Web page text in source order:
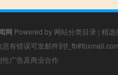
网 Powered by 网站分类目录 | 精选
有错误可发邮件到
广告及商业合作